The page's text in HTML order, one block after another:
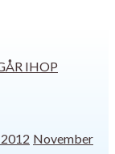
IHOP
November